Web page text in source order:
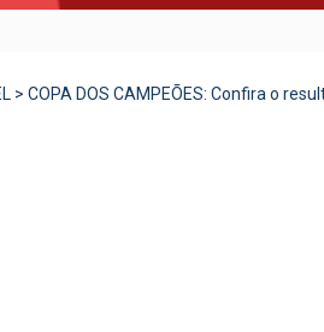
> COPA DOS CAMPEÕES: Confira o